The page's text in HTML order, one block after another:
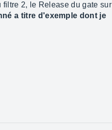
2, le Release du gate sur
a titre d'exemple dont je